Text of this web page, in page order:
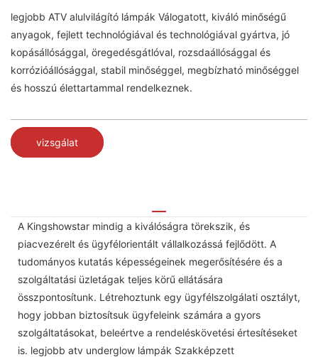
legjobb ATV alulvilágító lámpák Válogatott, kiváló minőségű
anyagok, fejlett technológiával és technológiával gyártva, jó
kopásállósággal, öregedésgátlóval, rozsdaállósággal és
korrózióállósággal, stabil minőséggel, megbízható minőséggel
és hosszú élettartammal rendelkeznek.
vizsgálat
A Kingshowstar mindig a kiválóságra törekszik, és
piacvezérelt és ügyfélorientált vállalkozássá fejlődött. A
tudományos kutatás képességeinek megerősítésére és a
szolgáltatási üzletágak teljes körű ellátására
összpontosítunk. Létrehoztunk egy ügyfélszolgálati osztályt,
hogy jobban biztosítsuk ügyfeleink számára a gyors
szolgáltatásokat, beleértve a rendeléskövetési értesítéseket
is. legjobb atv underglow lámpák Szakképzett